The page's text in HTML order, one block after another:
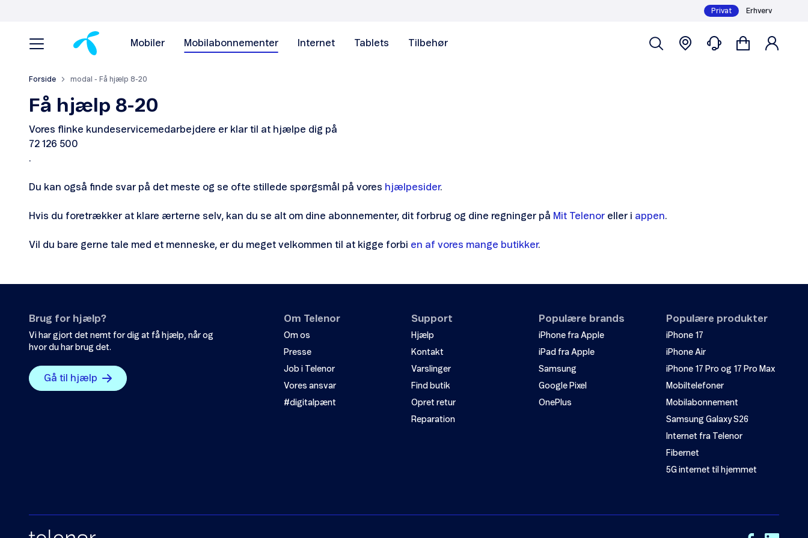
Privat Erhverv
Mobiler Mobilabonnementer Internet Tablets Tilbehør
Forside modal - Få hjælp 8-20
Få hjælp 8-20
Vores flinke kundeservicemedarbejdere er klar til at hjælpe dig på
72 126 500
.
Du kan også finde svar på det meste og se ofte stillede spørgsmål på vores hjælpesider.
Hvis du foretrækker at klare ærterne selv, kan du se alt om dine abonnementer, dit forbrug og dine regninger på Mit Telenor eller i appen.
Vil du bare gerne tale med et menneske, er du meget velkommen til at kigge forbi en af vores mange butikker.
Brug for hjælp?
Vi har gjort det nemt for dig at få hjælp, når og
hvor du har brug det.
Gå til hjælp
Om Telenor
Om os
Presse
Job i Telenor
Vores ansvar
#digitalpænt
Support
Hjælp
Kontakt
Varslinger
Find butik
Opret retur
Reparation
Populære brands
iPhone fra Apple
iPad fra Apple
Samsung
Google Pixel
OnePlus
Populære produkter
iPhone 17
iPhone Air
iPhone 17 Pro og 17 Pro Max
Mobiltelefoner
Mobilabonnement
Samsung Galaxy S26
Internet fra Telenor
Fibernet
5G internet til hjemmet